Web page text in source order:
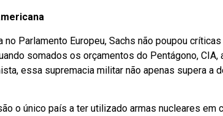
Parlamento Europeu, Sachs não poupou
somados os orçamentos do Pentágono,
essa supremacia militar não apenas supera
o único país a ter utilizado armas nucleares